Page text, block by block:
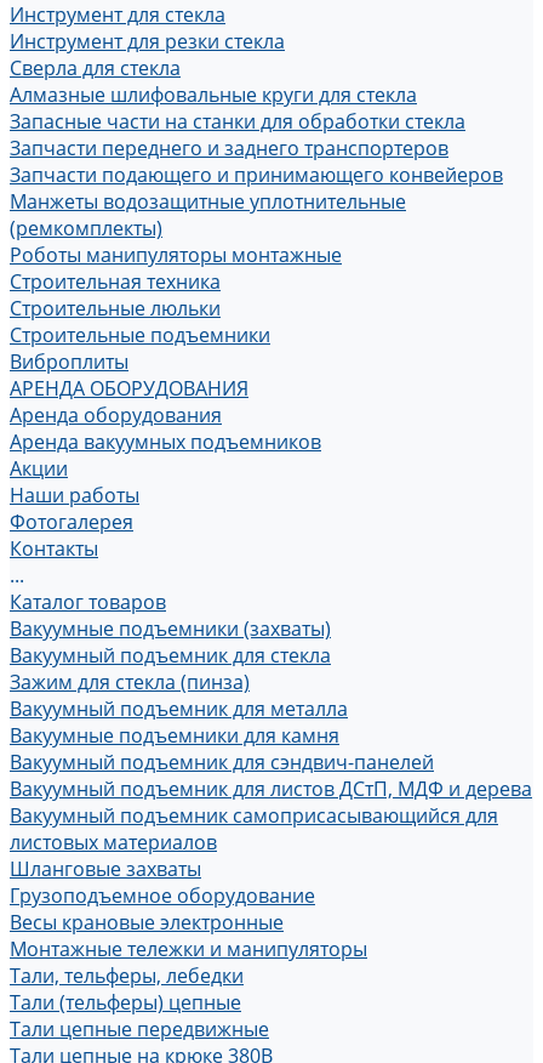
Инструмент для стекла
Инструмент для резки стекла
Сверла для стекла
Алмазные шлифовальные круги для стекла
Запасные части на станки для обработки стекла
Запчасти переднего и заднего транспортеров
Запчасти подающего и принимающего конвейеров
Манжеты водозащитные уплотнительные
(ремкомплекты)
Роботы манипуляторы монтажные
Строительная техника
Строительные люльки
Строительные подъемники
Виброплиты
АРЕНДА ОБОРУДОВАНИЯ
Аренда оборудования
Аренда вакуумных подъемников
Акции
Наши работы
Фотогалерея
Контакты
...
Каталог товаров
Вакуумные подъемники (захваты)
Вакуумный подъемник для стекла
Зажим для стекла (пинза)
Вакуумный подъемник для металла
Вакуумные подъемники для камня
Вакуумный подъемник для сэндвич-панелей
Вакуумный подъемник для листов ДСтП, МДФ и дерева
Вакуумный подъемник самоприсасывающийся для
листовых материалов
Шланговые захваты
Грузоподъемное оборудование
Весы крановые электронные
Монтажные тележки и манипуляторы
Тали, тельферы, лебедки
Тали (тельферы) цепные
Тали цепные передвижные
Тали цепные на крюке 380В